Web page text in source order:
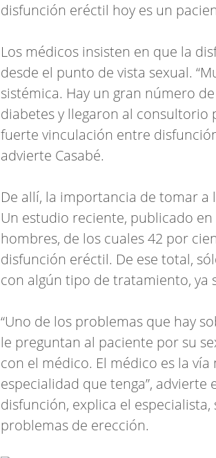
disfunción eréctil hoy es un
Los médicos insisten en que la
desde el punto de vista sexual.
sistémica. Hay un gran número
diabetes y llegaron al consultorio
fuerte vinculación entre
advierte Casabé.
De allí, la importancia de tomar
Un estudio reciente, publicado
hombres, de los cuales 42 por
disfunción eréctil. De ese total,
con algún tipo de tratamiento,
“Uno de los problemas que hay
le preguntan al paciente por su
con el médico. El médico es la
especialidad que tenga”, advierte
disfunción, explica el
problemas de erección.